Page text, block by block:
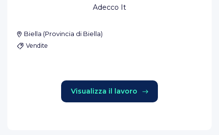
Adecco It
Biella (Provincia di Biella)
Vendite
Visualizza il lavoro